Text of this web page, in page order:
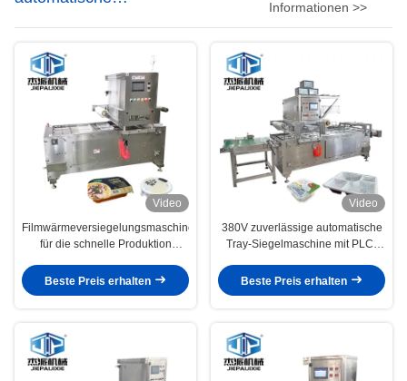
Behälterdichtungsmaschine
Informationen >>
Video
Filmwärmeversiegelungsmaschine
für die schnelle Produktion
PVC / PET
Beste Preis erhalten
Video
380V zuverlässige automatische
Tray-Siegelmaschine mit PLC-
Beste Preis erhalten